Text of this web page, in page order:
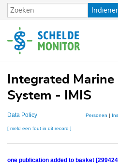
Overslaan
en
de
inhoud
Integrated
System - IMIS
Data Policy Personen |
[ meld een fout in dit record ]
one publication added to basket